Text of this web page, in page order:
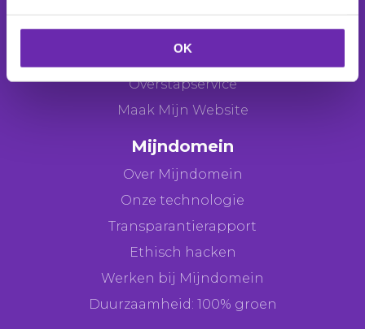
OK
Webshop
Overstapservice
Maak Mijn Website
Mijndomein
Over Mijndomein
Onze technologie
Transparantierapport
Ethisch hacken
Werken bij Mijndomein
Duurzaamheid: 100% groen